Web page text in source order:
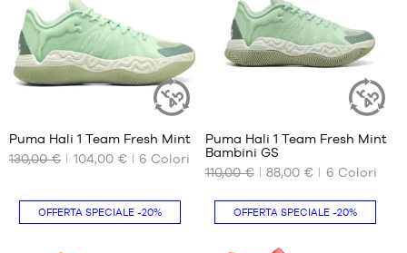
PROMOZIONI
RELEASES
IT
Diventa
membro
MARCHE
BAMBINO
RELEASES
ARTICOLO
SOSTENIBILE
I
DISPONIBILI
Puma Hali 1 Team Fresh Mint
130,00 €
104,00 € 6 Colori
ARTICOLO
I
NOSTRI
DISPONIBILI
Puma Hali 1 Team Fresh Mint
Bambini GS
110,00 €
88,00 € 6 Colori
OFFERTA SPECIALE-20% OFFERTA SPECIALE -20%